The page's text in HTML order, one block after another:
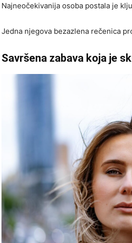
Najneočekivanija osoba postala je
Jedna njegova bezazlena rečenica
Savršena zabava koja je